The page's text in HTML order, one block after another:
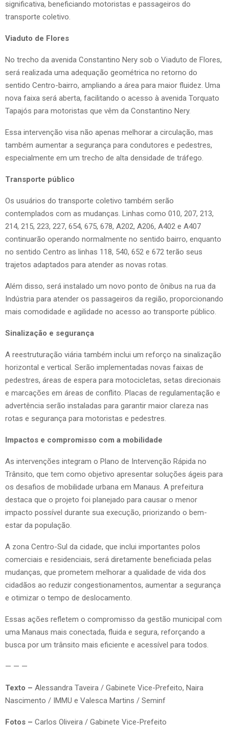
significativa, beneficiando motoristas e passageiros do
transporte coletivo.
Viaduto de Flores
No trecho da avenida Constantino Nery sob o Viaduto de Flores,
será realizada uma adequação geométrica no retorno do
sentido Centro-bairro, ampliando a área para maior fluidez. Uma
nova faixa será aberta, facilitando o acesso à avenida Torquato
Tapajós para motoristas que vêm da Constantino Nery.
Essa intervenção visa não apenas melhorar a circulação, mas
também aumentar a segurança para condutores e pedestres,
especialmente em um trecho de alta densidade de tráfego.
Transporte público
Os usuários do transporte coletivo também serão
contemplados com as mudanças. Linhas como 010, 207, 213,
214, 215, 223, 227, 654, 675, 678, A202, A206, A402 e A407
continuarão operando normalmente no sentido bairro, enquanto
no sentido Centro as linhas 118, 540, 652 e 672 terão seus
trajetos adaptados para atender as novas rotas.
Além disso, será instalado um novo ponto de ônibus na rua da
Indústria para atender os passageiros da região, proporcionando
mais comodidade e agilidade no acesso ao transporte público.
Sinalização e segurança
A reestruturação viária também inclui um reforço na sinalização
horizontal e vertical. Serão implementadas novas faixas de
pedestres, áreas de espera para motocicletas, setas direcionais
e marcações em áreas de conflito. Placas de regulamentação e
advertência serão instaladas para garantir maior clareza nas
rotas e segurança para motoristas e pedestres.
Impactos e compromisso com a mobilidade
As intervenções integram o Plano de Intervenção Rápida no
Trânsito, que tem como objetivo apresentar soluções ágeis para
os desafios de mobilidade urbana em Manaus. A prefeitura
destaca que o projeto foi planejado para causar o menor
impacto possível durante sua execução, priorizando o bem-
estar da população.
A zona Centro-Sul da cidade, que inclui importantes polos
comerciais e residenciais, será diretamente beneficiada pelas
mudanças, que prometem melhorar a qualidade de vida dos
cidadãos ao reduzir congestionamentos, aumentar a segurança
e otimizar o tempo de deslocamento.
Essas ações refletem o compromisso da gestão municipal com
uma Manaus mais conectada, fluida e segura, reforçando a
busca por um trânsito mais eficiente e acessível para todos.
— — —
Texto – Alessandra Taveira / Gabinete Vice-Prefeito, Naira
Nascimento / IMMU e Valesca Martins / Seminf
Fotos – Carlos Oliveira / Gabinete Vice-Prefeito